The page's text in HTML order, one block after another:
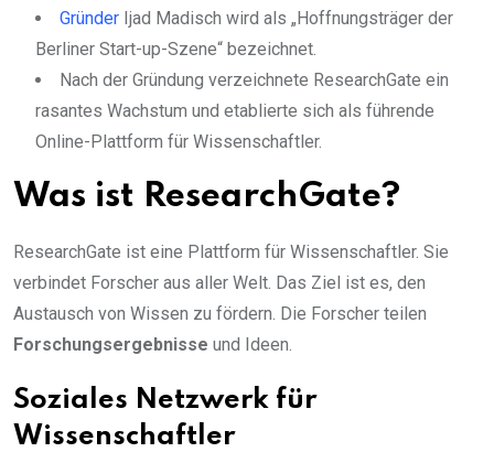
Gründer Ijad Madisch wird als „Hoffnungsträger der
Berliner Start-up-Szene“ bezeichnet.
Nach der Gründung verzeichnete ResearchGate ein
rasantes Wachstum und etablierte sich als führende
Online-Plattform für Wissenschaftler.
Was ist ResearchGate?
ResearchGate ist eine Plattform für Wissenschaftler. Sie
verbindet Forscher aus aller Welt. Das Ziel ist es, den
Austausch von Wissen zu fördern. Die Forscher teilen
Forschungsergebnisse und Ideen.
Soziales Netzwerk für
Wissenschaftler